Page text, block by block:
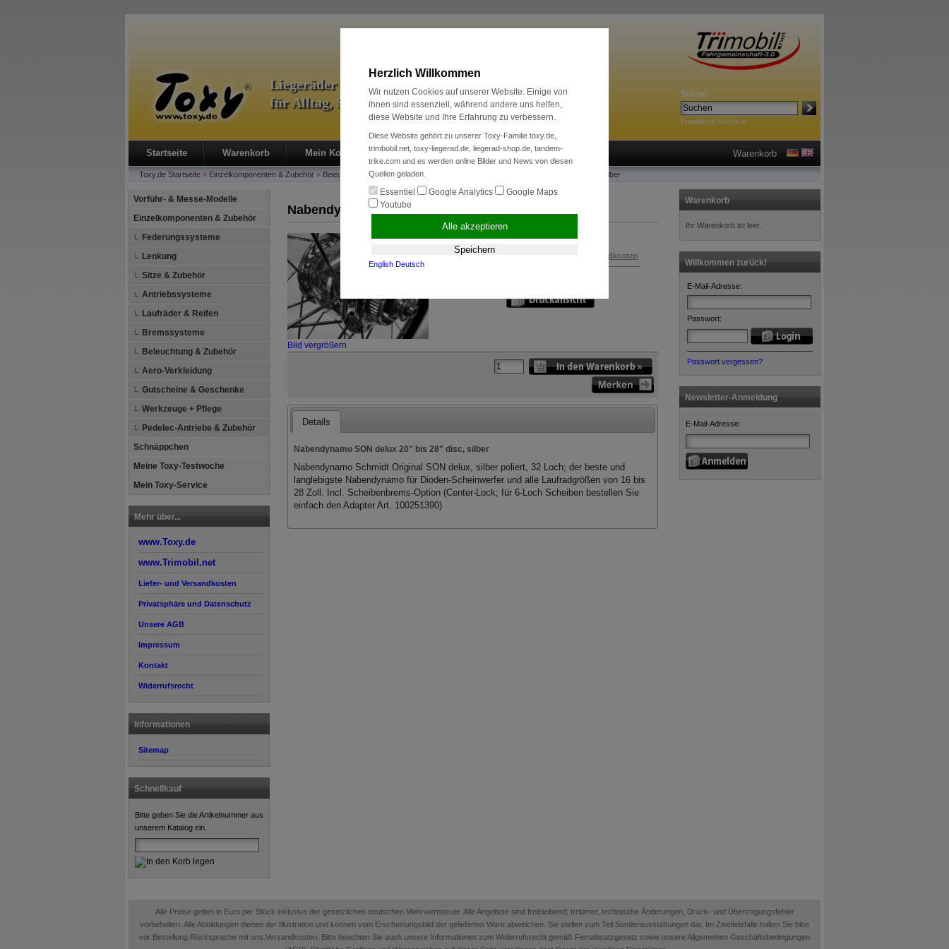
Suche:
Erweiterte Suche »
Liegeräder & Zubehör
für Alltag, Sport und Radreise
Startseite Warenkorb Mein Konto Neukunde? Kasse Anmelden Warenkorb
Toxy.de Startseite » Einzelkomponenten & Zubehör » Beleuchtung & Zubehör»Dynamos Nabendynamo SON delux 20" bis 28" disc, silber
Vorführ- & Messe-Modelle
Einzelkomponenten & Zubehör
Federungssysteme
Lenkung
Sitze & Zubehör
Antriebssysteme
Laufräder & Reifen
Bremssysteme
Beleuchtung & Zubehör
Aero-Verkleidung
Gutscheine & Geschenke
Werkzeuge + Pflege
Pedelec-Antriebe & Zubehör
Schnäppchen
Meine Toxy-Testwoche
Mein Toxy-Service
Mehr über...
www.Toxy.de
www.Trimobil.net
Liefer- und Versandkosten
Privatsphäre und Datenschutz
Unsere AGB
Impressum
Kontakt
Widerrufsrecht
Informationen
Sitemap
Schnellkauf
Bitte geben Sie die Artikelnummer aus
unserem Katalog ein.
Nabendynamo SON delux 20" bis 28" disc, silber
Bild vergrößern
Versandkosten
Details
Nabendynamo SON delux 20" bis 28" disc, silber
Nabendynamo Schmidt Original SON delux, silber poliert, 32 Loch; der beste und
langlebigste Nabendynamo für Dioden-Scheinwerfer und alle Laufradgrößen von 16 bis
28 Zoll. Incl. Scheibenbrems-Option (Center-Lock; für 6-Loch Scheiben bestellen Sie
einfach den Adapter Art. 100251390)
Warenkorb
Ihr Warenkorb ist leer.
Willkommen zurück!
E-Mail-Adresse:
Passwort:
Passwort vergessen?
Newsletter-Anmeldung
E-Mail-Adresse:
Alle Preise gelten in Euro per Stück inklusive der gesetzlichen deutschen Mehrwertsteuer. Alle Angebote sind freibleibend; Irrtümer, technische Änderungen, Druck- und Übertragungsfehler
vorbehalten. Alle Abbildungen dienen der Illustration und können vom Erscheinungsbild der gelieferten Ware abweichen. Sie stellen zum Teil Sonderausstattungen dar. Im Zweifelsfalle halten Sie bitte
vor Bestellung Rücksprache mit uns.Versandkosten. Bitte beachten Sie auch unsere Informationen zum Widerrufsrecht gemäß Fernabsatzgesetz sowie unsere Allgemeinen Geschäftsbedingungen
Herzlich Willkommen
Wir nutzen Cookies auf unserer Website. Einige von
ihnen sind essenziell, während andere uns helfen,
diese Website und Ihre Erfahrung zu verbessern.
Diese Website gehört zu unserer Toxy-Familie toxy.de,
trimbobil.net, toxy-liegerad.de, liegerad-shop.de, tandem-
trike.com und es werden online Bilder und News von diesen
Quellen geladen.
Essentiel Google Analytics
Google Maps
Youtube
Alle akzeptieren
Speichern
English Deutsch